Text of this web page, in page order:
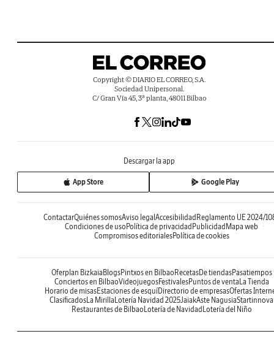
Copyright © DIARIO EL CORREO, S.A.
Sociedad Unipersonal.
C/ Gran Vía 45, 3ª planta, 48011 Bilbao
Descargar la app
App Store Google Play
ContactarQuiénes somosAviso legal Accesibilidad Reglamento UE 2024/
Condiciones de uso Política de privacidad Publicidad Mapa web
Compromisos editorialesPolítica de cookies
Oferplan Bizkaia BlogsPintxos en Bilbao RecetasDe tiendasPasatiempos
Conciertos en BilbaoVideojuegosFestivalesPuntos de venta La Tienda
Horario de misasEstaciones de esquíDirectorio de empresasOfertas
Clasificados La Mirilla Lotería Navidad 2025JaiakAste NagusiaStartinnova
Restaurantes de Bilbao Lotería de Navidad Lotería del Niño